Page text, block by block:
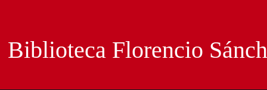
Biblioteca Florencio